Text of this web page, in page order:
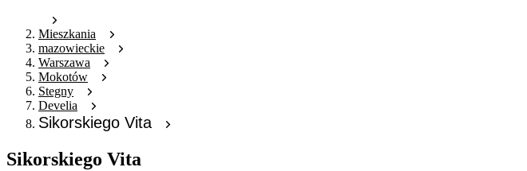
Mieszkania
mazowieckie
Warszawa
Mokotów
Stegny
Develia
Sikorskiego Vita
Sikorskiego Vita